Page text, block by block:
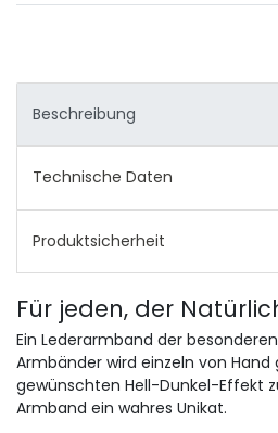
Beschreibung
Technische Daten
Produktsicherheit
Für jeden, der
Ein Lederarmband der
Armbänder wird einzeln von
gewünschten Hell-Dunkel-Effekt
Armband ein wahres Unikat.